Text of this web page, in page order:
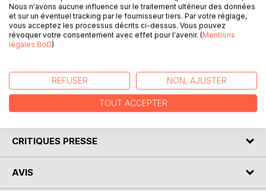
de l’île de la Réunion, étaient venus s’installer en France
pour y trouver un emploi. Je ne me souviens que de cela, le
reste a été effacé de ma mémoire, sans doute un refus de
la réalité qui obstrue mes pensées. Seuls les moments
m’interpelle…
AUTEUR(S)
CRITIQUES PRESSE
AVIS
Nous n'avons aucune influence sur le traitement ultérieur des données
et sur un éventuel tracking par le fournisseur tiers. Par votre réglage,
vous acceptez les processus décrits ci-dessus. Vous pouvez
révoquer votre consentement avec effet pour l'avenir. (Mentions
légales BoD)
REFUSER NON, AJUSTER
TOUT ACCEPTER